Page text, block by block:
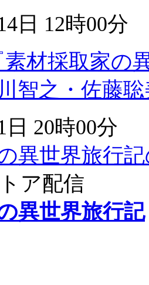
日 12時00分
材採取家の
智之・佐藤
日 20時00分
異世界旅行
ア配信
異世界旅行記